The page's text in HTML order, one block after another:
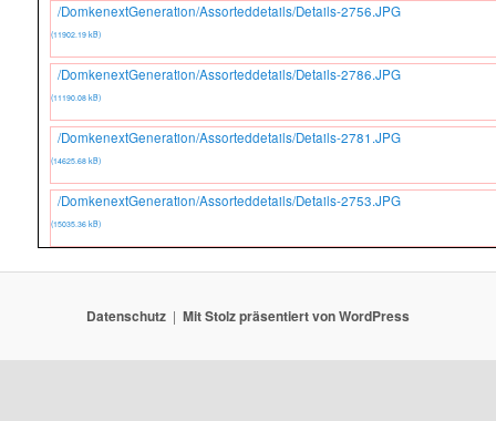
/DomkenextGeneration/Assorteddetails/Details-2756.JPG
(11902.19 kB)
/DomkenextGeneration/Assorteddetails/Details-2786.JPG
(11190.08 kB)
/DomkenextGeneration/Assorteddetails/Details-2781.JPG
(14625.68 kB)
/DomkenextGeneration/Assorteddetails/Details-2753.JPG
(15035.36 kB)
Datenschutz Mit Stolz präsentiert von WordPress